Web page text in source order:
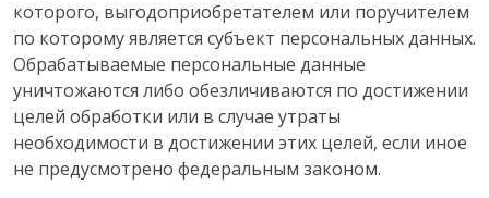
которого, выгодоприобретателем или поручителем
по которому является субъект персональных данных.
Обрабатываемые персональные данные
уничтожаются либо обезличиваются по достижении
целей обработки или в случае утраты
необходимости в достижении этих целей, если иное
не предусмотрено федеральным законом.